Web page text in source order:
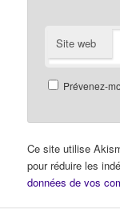
Site web
Prévenez-
Ce site utilise
pour réduire les
données de vos